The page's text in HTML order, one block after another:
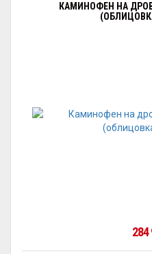
КАМИНОФЕН НА
284